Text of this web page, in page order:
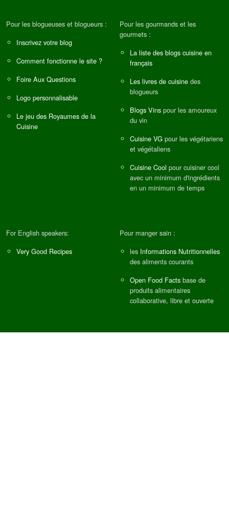
Pour les blogueuses et blogueurs :
Inscrivez votre blog
Comment fonctionne le site ?
Foire Aux Questions
Logo personnalisable
Le jeu des Royaumes de la
Cuisine
Pour les gourmands et les
gourmets :
La liste des blogs cuisine en
français
Les livres de cuisine des
blogueurs
Blogs Vins pour les amoureux
du vin
Cuisine VG pour les végétariens
et végétaliens
Cuisine Cool pour cuisiner cool
avec un minimum d'ingrédients
en un minimum de temps
For English speakers:
Very Good Recipes
Pour manger sain :
les Informations Nutritionnelles
des aliments courants
Open Food Facts base de
produits alimentaires
collaborative, libre et ouverte